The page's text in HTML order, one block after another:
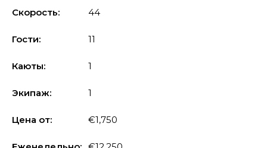
Скорость: 44
Гости: 11
Каюты: 1
Экипаж: 1
Цена от: €1,750